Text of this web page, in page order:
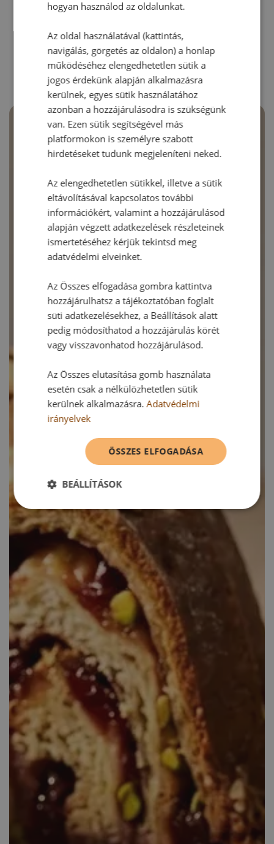
RECEPTAJÁNLÓ
hogyan használod az oldalunkat.
Az oldal használatával (kattintás,
navigálás, görgetés az oldalon) a honlap
működéséhez elengedhetetlen sütik a
jogos érdekünk alapján alkalmazásra
kerülnek, egyes sütik használatához
azonban a hozzájárulásodra is szükségünk
van. Ezen sütik segítségével más
platformokon is személyre szabott
hirdetéseket tudunk megjeleníteni neked.
Az elengedhetetlen sütikkel, illetve a sütik
eltávolításával kapcsolatos további
információkért, valamint a hozzájárulásod
alapján végzett adatkezelések részleteinek
ismertetéséhez kérjük tekintsd meg
adatvédelmi elveinket.
Az Összes elfogadása gombra kattintva
hozzájárulhatsz a tájékoztatóban foglalt
süti adatkezelésekhez, a Beállítások alatt
pedig módosíthatod a hozzájárulás körét
vagy visszavonhatod hozzájárulásod.
Az Összes elutasítása gomb használata
esetén csak a nélkülözhetetlen sütik
kerülnek alkalmazásra.Adatvédelmi
irányelvek
ÖSSZES ELFOGADÁSA
BEÁLLÍTÁSOK